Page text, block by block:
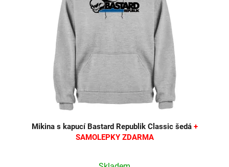
Mikina s kapucí Bastard Republik Classic šedá +
SAMOLEPKY ZDARMA